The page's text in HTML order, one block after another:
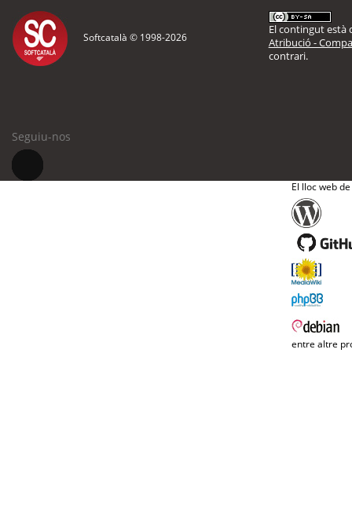
Softcatalà © 1998-2026
El contingut està
Atribució -
contrari.
Seguiu-nos
El lloc web
entre altre